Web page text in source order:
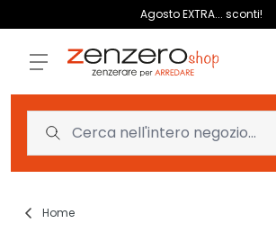
Agosto EXTRA... sconti!
Home